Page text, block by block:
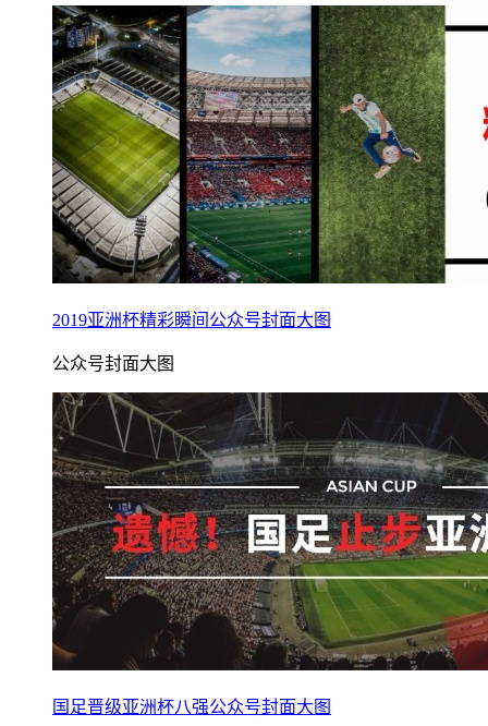
2019亚洲杯精彩瞬间公众号封面大图
公众号封面大图
国足晋级亚洲杯八强公众号封面大图